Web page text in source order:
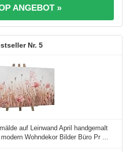
ANGEBOT »
5
auf Leinwand April handgemalt
Wohndekor Bilder Büro Pr ...